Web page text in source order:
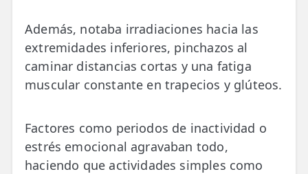
Ciática
Bursitis de Hombro
Síndrome Piramidal
Además, notaba irradiaciones hacia las
extremidades inferiores, pinchazos al
caminar distancias cortas y una fatiga
muscular constante en trapecios y glúteos.
Factores como periodos de inactividad o
estrés emocional agravaban todo,
haciendo que actividades simples como